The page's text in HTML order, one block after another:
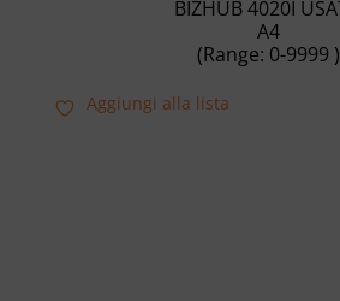
BIZHUB 4020I
A4
(Range: 0-9999 )
Aggiungi alla lista